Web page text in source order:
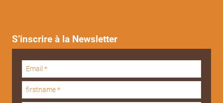
S’inscrire à la Newsletter